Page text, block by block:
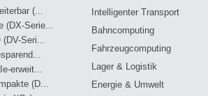
(...
Serie...
Seri...
erweit...
(D...
Intelligenter Transport
Bahncomputing
Fahrzeugcomputing
Lager & Logistik
Energie & Umwelt